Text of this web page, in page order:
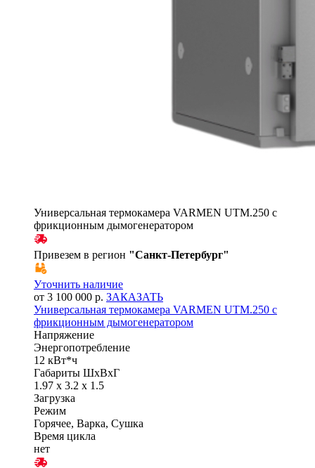
Универсальная термокамера VARMEN UTM.250 с
фрикционным дымогенератором
Привезем в регион "Санкт-Петербург"
Уточнить наличие
от 3 100 000 р. ЗАКАЗАТЬ
Универсальная термокамера VARMEN UTM.250 с
фрикционным дымогенератором
Напряжение
Энергопотребление
12 кВт*ч
Габариты ШхВхГ
1.97 x 3.2 x 1.5
Загрузка
Режим
Горячее, Варка, Сушка
Время цикла
нет